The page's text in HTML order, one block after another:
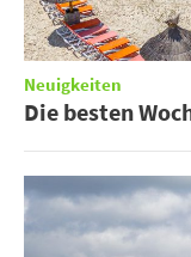
Neuigkeiten
Die besten